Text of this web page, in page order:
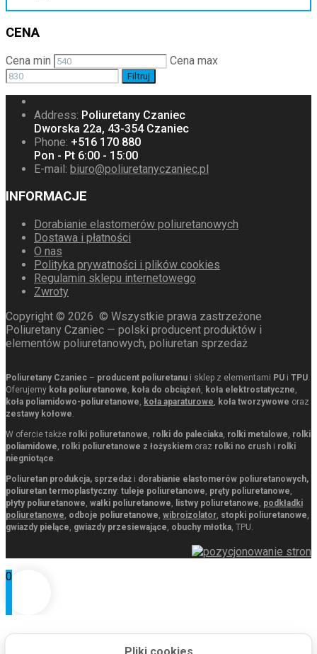
CENA
Cena min Cena max
Filtruj
Address: Poliuretany Czaniec
Dworska 22a, 43-354 Czaniec
Phone: +516 170 880
Pon - Pt 6:00 - 15:00
E-mail: biuro@poliuretanyczaniec.pl
INFORMACJE
Dorabianie elastomerów poliuretanowych
Dostawa i płatności
O nas
Polityka prywatności i plików cookies
Regulamin sklepu internetowego
Zwroty
Copyright © 2026 © Wszystkie prawa zastrzeżone
Poliuretany Czaniec — polski producent produktów i
elementów poliuretanowych, poliuretan sprzedaż
Poliuretany Czaniec – producent poliuretanu i sklep z elementami PU i TPU.
Oferujemy koła poliuretanowe, koła do obciążeń, koła elektrostatyczne,
koła poliamidowo-poliuretanowe, koła aparaturowe, koła tworzywowe oraz
zestawy kołowe.
W ofercie także rolki poliuretanowe, rolki do paleciaka, rolki metalowe, rolki
poliamidowe, rolki poliuretanowe z łożyskiem oraz rolki no crush i rolki
niegniotące.
Poliuretan produkcja, sprzedaż i dorabianie elastomerów poliuretanowych,
poliuretan termoplastyczny: tuleje poliuretanowe, pręty poliuretanowe,
płyty poliuretanowe, wałki poliuretanowe, listwy poliuretanowe, podkładki
poliuretanowe, odboje poliuretanowe, wibroizolator, stopki poliuretanowe,
gwiazdy pielące, gwiazdy przesiewające, obuchy młotka, TPU.
0